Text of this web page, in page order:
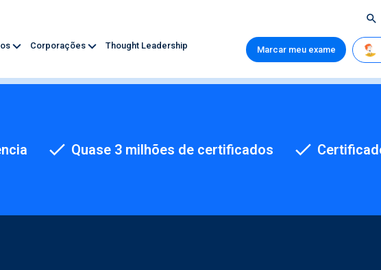
Corporações
Thought Leadership
Marcar meu exame
Quase 3 milhões de certificados